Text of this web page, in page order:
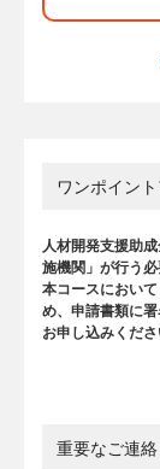
ワンポイン
人材開発支援助
施機関」が行う必
本コースにおい
め、申請書類に
お申し込みくだ
重要なご連